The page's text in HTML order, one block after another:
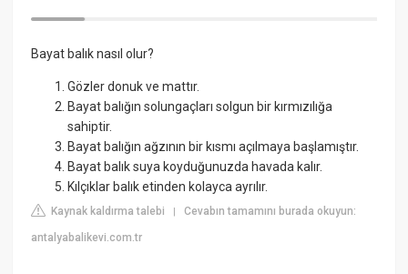
Bayat balık nasıl olur?
Gözler donuk ve mattır.
Bayat balığın solungaçları solgun bir kırmızılığa
sahiptir.
Bayat balığın ağzının bir kısmı açılmaya başlamıştır.
Bayat balık suya koyduğunuzda havada kalır.
Kılçıklar balık etinden kolayca ayrılır.
Kaynak kaldırma talebi |Cevabın tamamını burada okuyun:
antalyabalikevi.com.tr